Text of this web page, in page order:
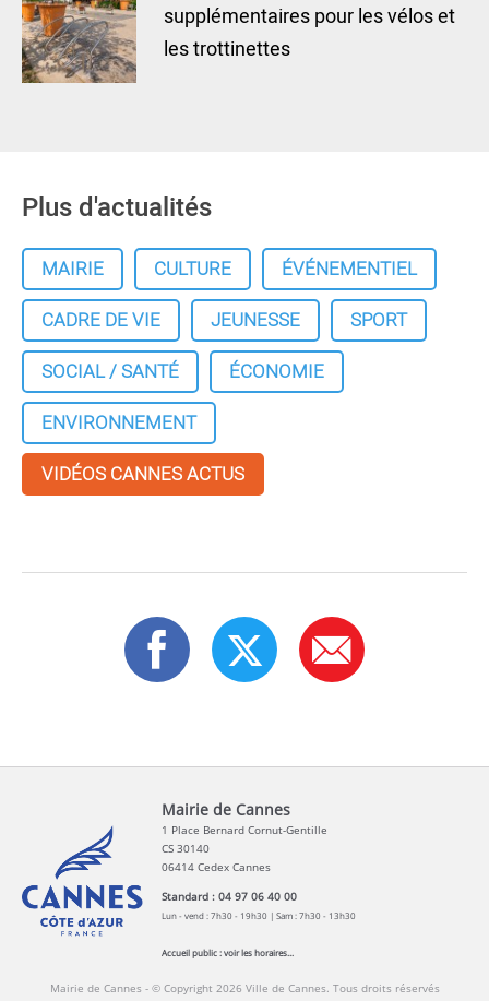
supplémentaires pour les vélos et
les trottinettes
Plus d'actualités
MAIRIE CULTURE
ÉVÉNEMENTIEL
CADRE DE VIE
JEUNESSE
SPORT
SOCIAL / SANTÉ
ÉCONOMIE
ENVIRONNEMENT
VIDÉOS CANNES ACTUS
Mairie de Cannes
1 Place Bernard Cornut-Gentille
CS 30140
06414 Cedex Cannes
Standard : 04 97 06 40 00
Lun - vend : 7h30 - 19h30 | Sam : 7h30 - 13h30
Accueil public :voir les horaires...
Mairie de Cannes - © Copyright 2026 Ville de Cannes. Tous droits réservés